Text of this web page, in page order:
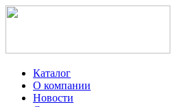
Каталог
О компании
Новости